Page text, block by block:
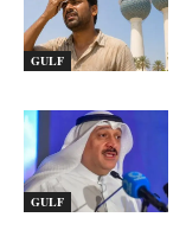
GULF
GULF